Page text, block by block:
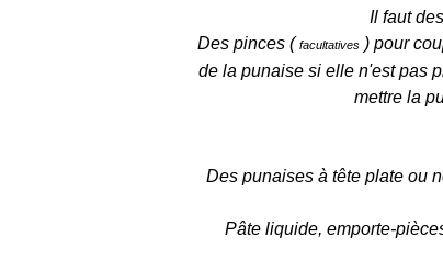
Il faut
Des pinces (facultatives) pour
de la punaise si elle n'est pas
mettre la
Des punaises à tête plate ou
Pâte liquide, emporte-